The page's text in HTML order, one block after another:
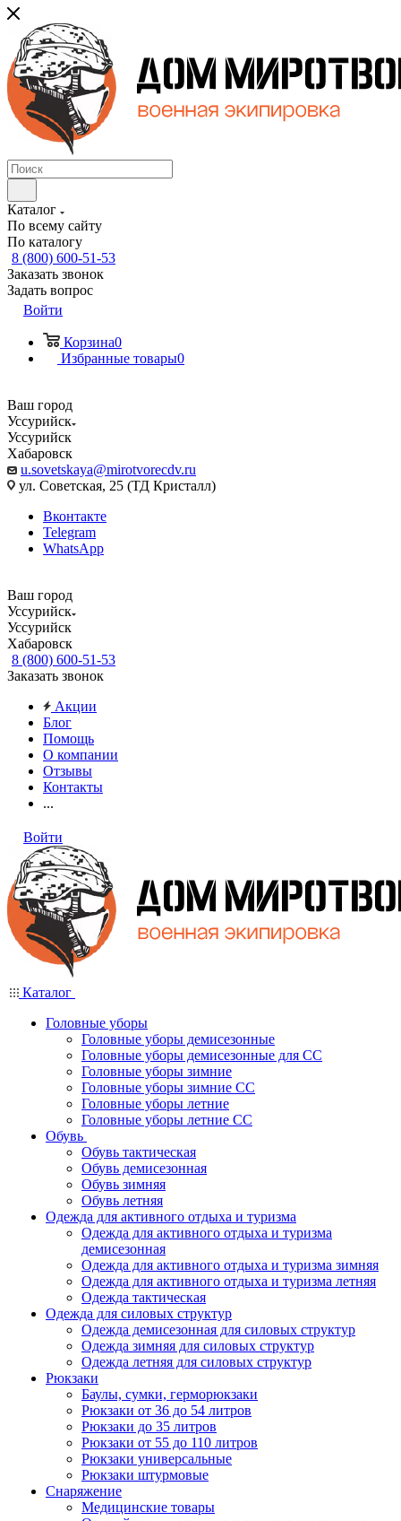
Каталог
По всему сайту
По каталогу
8 (800) 600-51-53
Заказать звонок
Задать вопрос
Войти
Корзина0
Избранные товары0
Ваш город
Уссурийск
Уссурийск
Хабаровск
u.sovetskaya@mirotvorecdv.ru
ул. Советская, 25 (ТД Кристалл)
Вконтакте
Telegram
WhatsApp
Ваш город
Уссурийск
Уссурийск
Хабаровск
8 (800) 600-51-53
Заказать звонок
Акции
Блог
Помощь
О компании
Отзывы
Контакты
...
Войти
Каталог
Головные уборы
Головные уборы демисезонные
Головные уборы демисезонные для СС
Головные уборы зимние
Головные уборы зимние СС
Головные уборы летние
Головные уборы летние СС
Обувь
Обувь тактическая
Обувь демисезонная
Обувь зимняя
Обувь летняя
Одежда для активного отдыха и туризма
Одежда для активного отдыха и туризма
демисезонная
Одежда для активного отдыха и туризма зимняя
Одежда для активного отдыха и туризма летняя
Одежда тактическая
Одежда для силовых структур
Одежда демисезонная для силовых структур
Одежда зимняя для силовых структур
Одежда летняя для силовых структур
Рюкзаки
Баулы, сумки, герморюкзаки
Рюкзаки от 36 до 54 литров
Рюкзаки до 35 литров
Рюкзаки от 55 до 110 литров
Рюкзаки универсальные
Рюкзаки штурмовые
Снаряжение
Медицинские товары